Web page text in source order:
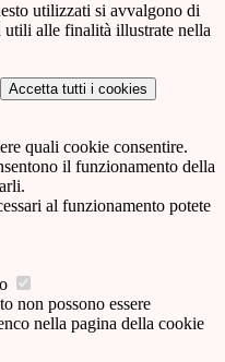
utilizzati si avvalgono di
utili alle finalità illustrate nella
Accetta tutti i cookies
quali cookie consentire.
il funzionamento della
al funzionamento potete
non possono essere
nella pagina della cookie